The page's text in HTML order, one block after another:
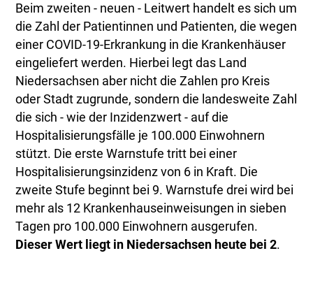
Beim zweiten - neuen - Leitwert handelt es sich um
die Zahl der Patientinnen und Patienten, die wegen
einer COVID-19-Erkrankung in die Krankenhäuser
eingeliefert werden. Hierbei legt das Land
Niedersachsen aber nicht die Zahlen pro Kreis
oder Stadt zugrunde, sondern die landesweite Zahl
die sich - wie der Inzidenzwert - auf die
Hospitalisierungsfälle je 100.000 Einwohnern
stützt. Die erste Warnstufe tritt bei einer
Hospitalisierungsinzidenz von 6 in Kraft. Die
zweite Stufe beginnt bei 9. Warnstufe drei wird bei
mehr als 12 Krankenhauseinweisungen in sieben
Tagen pro 100.000 Einwohnern ausgerufen.
Dieser Wert liegt in Niedersachsen heute bei 2.